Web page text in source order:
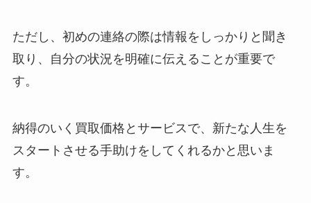
ただし、初めの連絡の際は情報をしっかりと聞き
取り、自分の状況を明確に伝えることが重要で
す。
納得のいく買取価格とサービスで、新たな人生を
スタートさせる手助けをしてくれるかと思いま
す。